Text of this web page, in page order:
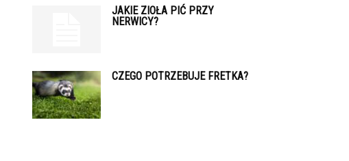
JAKIE ZIOŁA PIĆ PRZY
NERWICY?
CZEGO POTRZEBUJE FRETKA?